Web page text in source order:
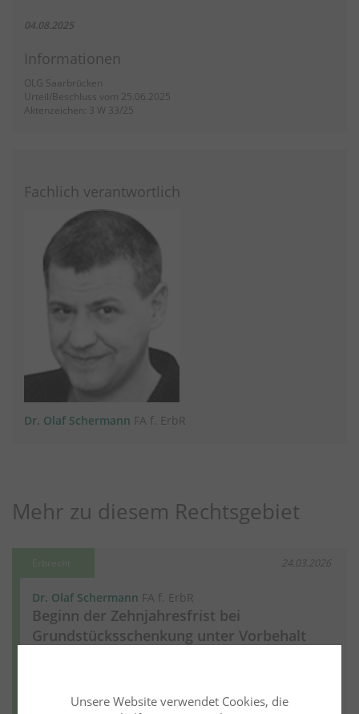
04.08.2025
Informationen
OLG Saarbrücken
Urteil/Beschluss vom 25.06.2025
Aktenzeichen: 3 W 33/25
Fachlich verantwortlich
Dr. Olaf Schermann FA f. ErbR
Mehr zu diesem Rechtsgebiet
24.03.2026
Dr. Olaf Schermann FA f. ErbR
Beginn der Zehnjahresfrist bei
Grundstücksschenkung unter Vorbehalt
Unsere Website verwendet Cookies, die